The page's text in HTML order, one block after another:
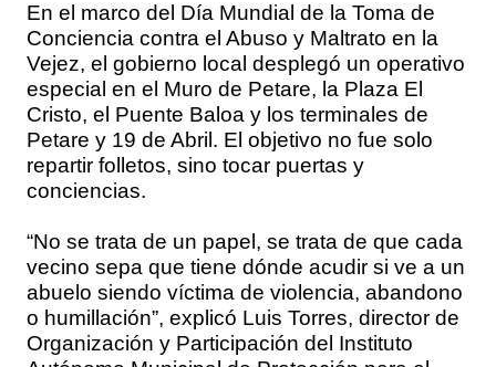
En el marco del Día Mundial de la Toma de
Conciencia contra el Abuso y Maltrato en la
Vejez, el gobierno local desplegó un operativo
especial en el Muro de Petare, la Plaza El
Cristo, el Puente Baloa y los terminales de
Petare y 19 de Abril. El objetivo no fue solo
repartir folletos, sino tocar puertas y
conciencias.
“No se trata de un papel, se trata de que cada
vecino sepa que tiene dónde acudir si ve a un
abuelo siendo víctima de violencia, abandono
o humillación”, explicó Luis Torres, director de
Organización y Participación del Instituto